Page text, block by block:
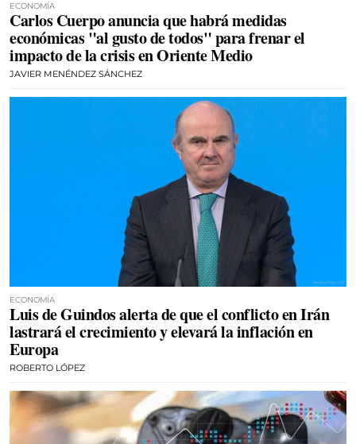
ECONOMÍA
Carlos Cuerpo anuncia que habrá medidas
económicas "al gusto de todos" para frenar el
impacto de la crisis en Oriente Medio
JAVIER MENÉNDEZ SÁNCHEZ
ECONOMÍA
Luis de Guindos alerta de que el conflicto en Irán
lastrará el crecimiento y elevará la inflación en
Europa
ROBERTO LÓPEZ